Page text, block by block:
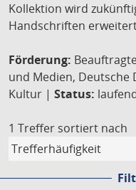
Kollektion wird
Handschriften
Förderung:
und Medien, Deutsche
Kultur | Status:
1 Treffer sortiert nach